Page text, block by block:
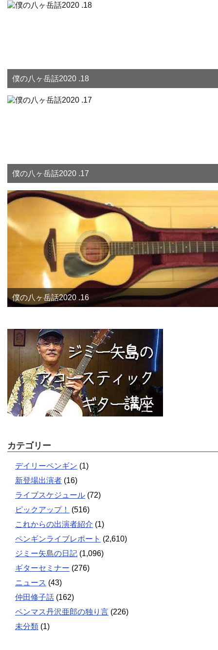
僕の八ヶ岳話2020 .18
僕の八ヶ岳話2020 .17
僕の八ヶ岳話2020 .16
カテゴリー
デイリーペンギン (1)
新登場出演者 (16)
ライブスケジュール (72)
ピックアップ！
(516)
これからの出演者紹介 (1)
ペンギンライブレポート (2,610)
ジミー矢島の日記 (1,096)
ギターセミナー (276)
ニュース (43)
仲田修子話 (162)
ペンマス丹沢亜郎の独り言 (226)
未分類 (1)